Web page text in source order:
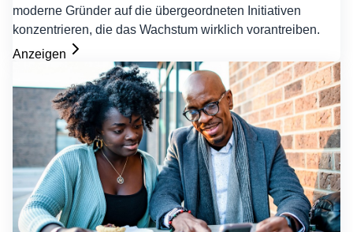
moderne Gründer auf die übergeordneten Initiativen
konzentrieren, die das Wachstum wirklich vorantreiben.
Anzeigen